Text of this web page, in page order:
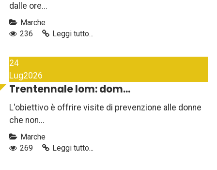
dalle ore...
Marche
236
Leggi tutto...
24
Lug2026
Trentennale Iom: dom...
L'obiettivo è offrire visite di prevenzione alle donne
che non...
Marche
269
Leggi tutto...